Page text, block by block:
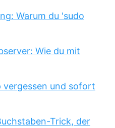
Warum du 'sudo
Wie du mit
vergessen und sofort
Trick, der